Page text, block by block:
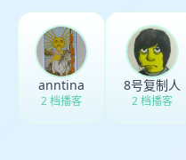
anntina
2 档播客
8号复制人
2 档播客